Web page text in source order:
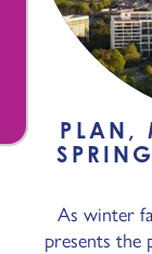
PLAN,
As winter
presents the